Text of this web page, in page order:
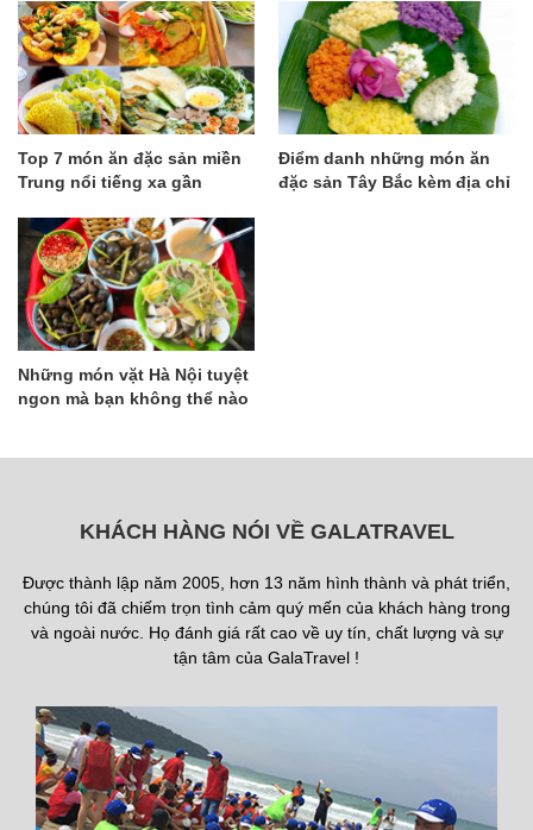
Top 7 món ăn đặc sản miền
Trung nổi tiếng xa gần
Điểm danh những món ăn
đặc sản Tây Bắc kèm địa chỉ
Những món vặt Hà Nội tuyệt
ngon mà bạn không thể nào
KHÁCH HÀNG NÓI VỀ GALATRAVEL
Được thành lập năm 2005, hơn 13 năm hình thành và phát triển,
chúng tôi đã chiếm trọn tình cảm quý mến của khách hàng trong
và ngoài nước. Họ đánh giá rất cao về uy tín, chất lượng và sự
tận tâm của GalaTravel !